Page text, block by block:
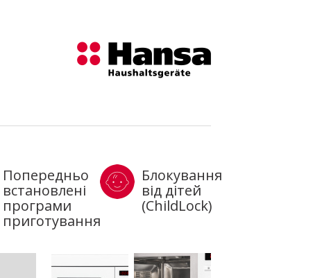
Попередньо
встановлені
програми
приготування
Блокування
від дітей
(ChildLock)